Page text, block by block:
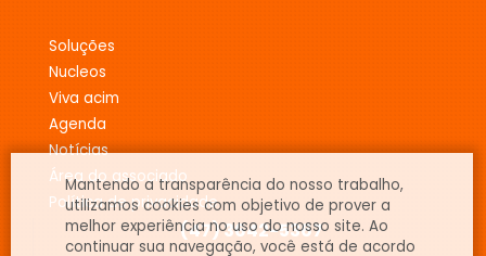
soluções
nucleos
viva acim
agenda
notícias
área do associado
política de privacidade
(47) 3642-5367
Mantendo a transparência do nosso trabalho,
utilizamos cookies com objetivo de prover a
melhor experiência no uso do nosso site. Ao
continuar sua navegação, você está de acordo